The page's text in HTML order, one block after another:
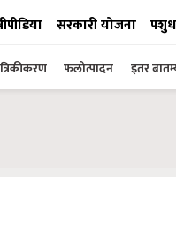
सरकारी योजना
फलोत्पादन इतर